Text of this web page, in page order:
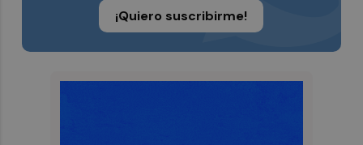
¡Quiero suscribirme!